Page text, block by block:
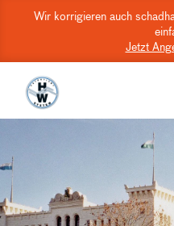
Wir korrigieren auch
Jetzt